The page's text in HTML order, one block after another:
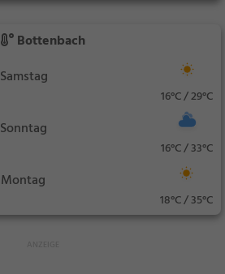
Bottenbach
Samstag
16°C / 29°C
Sonntag
16°C / 33°C
Montag
18°C / 35°C